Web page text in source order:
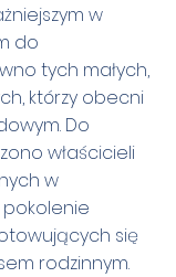
w
do
tych małych,
którzy obecni
Do
właścicieli
w
się
rodzinnym.